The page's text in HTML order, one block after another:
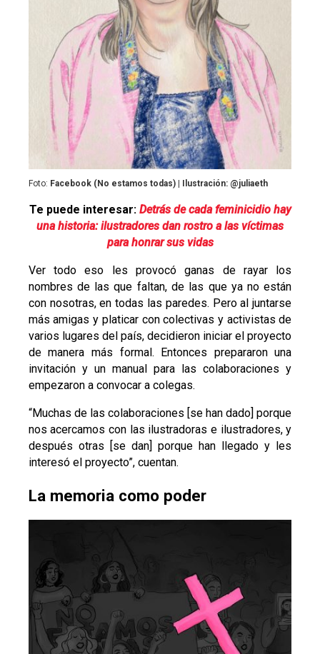
Foto: Facebook (No estamos todas) | Ilustración: @juliaeth
Te puede interesar: Detrás de cada feminicidio hay
una historia: ilustradores dan rostro a las víctimas
para honrar sus vidas
Ver todo eso les provocó ganas de rayar los
nombres de las que faltan, de las que ya no están
con nosotras, en todas las paredes. Pero al juntarse
más amigas y platicar con colectivas y activistas de
varios lugares del país, decidieron iniciar el proyecto
de manera más formal. Entonces prepararon una
invitación y un manual para las colaboraciones y
empezaron a convocar a colegas.
“Muchas de las colaboraciones [se han dado] porque
nos acercamos con las ilustradoras e ilustradores, y
después otras [se dan] porque han llegado y les
interesó el proyecto”, cuentan.
La memoria como poder